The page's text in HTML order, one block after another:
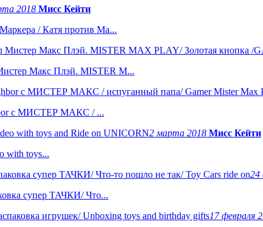
2018 Мисс Кейти
/ Катя против Ма...
Макс Плэй. MISTER M...
с МИСТЕР МАКС / ...
2 марта 2018 Мисс Кейти
with toys...
24
супер ТАЧКИ/ Что...
17 февраля